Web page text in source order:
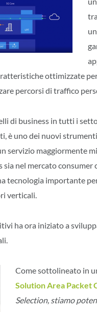
ottimizzate
percorsi di traffico
di business in tutti i
è uno dei nuovi
servizio maggiormente
nel mercato consumer
tecnologia importante
verticali.
ha ora iniziato a
Come sottolineato in
Solution Area Packet
Selection, stiamo